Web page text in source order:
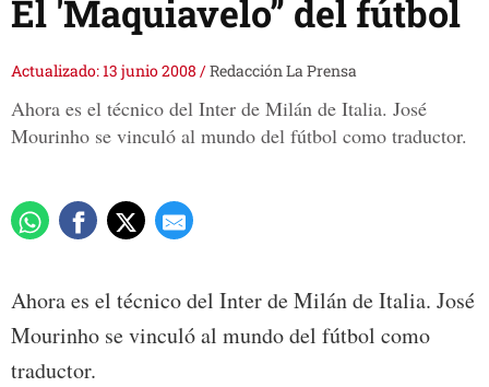
El 'Maquiavelo” del fútbol
Actualizado: 13 junio 2008 /Redacción La Prensa
Ahora es el técnico del Inter de Milán de Italia. José
Mourinho se vinculó al mundo del fútbol como traductor.
Ahora es el técnico del Inter de Milán de Italia. José
Mourinho se vinculó al mundo del fútbol como
traductor.